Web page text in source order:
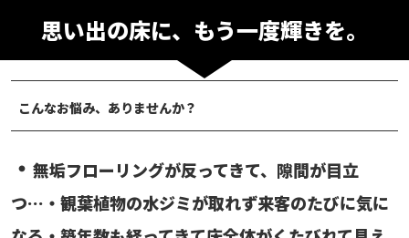
思い出の床に、もう一度輝きを。
こんなお悩み、ありませんか？
・ 無垢フローリングが反ってきて、隙間が目立
つ… ・観葉植物の水ジミが取れず来客のたびに気に